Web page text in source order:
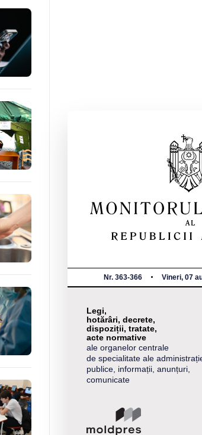
Nr. 363-366 Vineri, 07
Legi,
hotărâri, decrete,
dispoziții, tratate,
acte normative
ale organelor centrale
de specialitate ale
publice, informații, anunțuri,
comunicate